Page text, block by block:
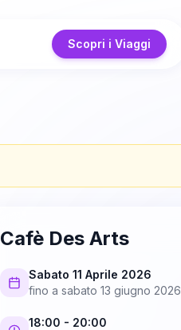
Scopri i Viaggi
Cafè Des Arts
Sabato 11 Aprile 2026
fino a sabato 13 giugno 2026
18:00 - 20:00